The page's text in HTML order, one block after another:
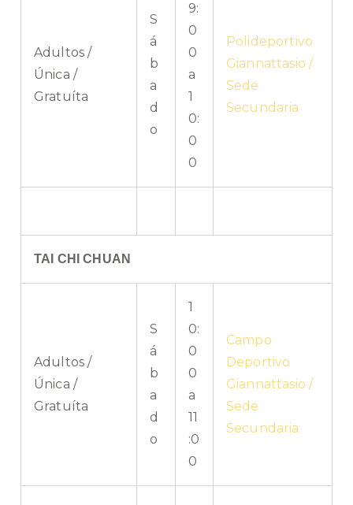
Adultos /
Única /
Gratuíta
S
á
b
a
d
o
9:
0
0
a
1
0:
0
0
Polideportivo
Giannattasio /
Sede
Secundaria
TAI CHI CHUAN
Adultos /
Única /
Gratuíta
S
á
b
a
d
o
1
0:
0
0
a
11
:0
0
Campo
Deportivo
Giannattasio /
Sede
Secundaria